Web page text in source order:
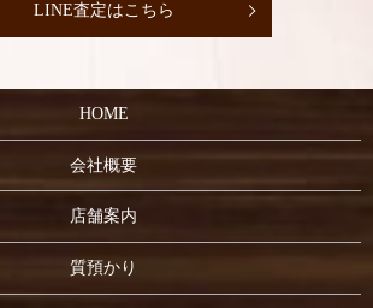
LINE査定はこちら
HOME
会社概要
店舗案内
質預かり